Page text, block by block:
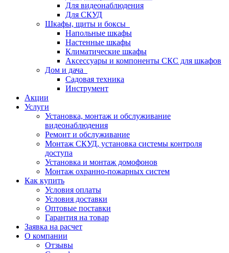
Для видеонаблюдения
Для СКУД
Шкафы, щиты и боксы
Напольные шкафы
Настенные шкафы
Климатические шкафы
Аксессуары и компоненты СКС для шкафов
Дом и дача
Садовая техника
Инструмент
Акции
Услуги
Установка, монтаж и обслуживание
видеонаблюдения
Ремонт и обслуживание
Монтаж СКУД, установка системы контроля
доступа
Установка и монтаж домофонов
Монтаж охранно-пожарных систем
Как купить
Условия оплаты
Условия доставки
Оптовые поставки
Гарантия на товар
Заявка на расчет
О компании
Отзывы